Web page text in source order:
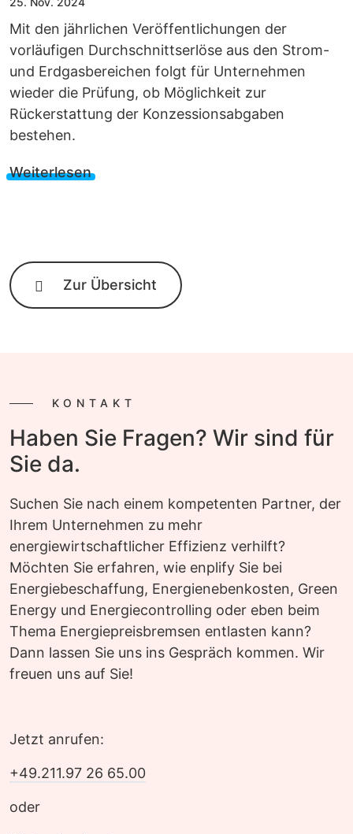
Mit den jährlichen Veröffentlichungen der
vorläufigen Durchschnittserlöse aus den Strom-
und Erdgasbereichen folgt für Unternehmen
wieder die Prüfung, ob Möglichkeit zur
Rückerstattung der Konzessionsabgaben
bestehen.
Weiterlesen
Zur Übersicht
KONTAKT
Haben Sie Fragen? Wir sind für
Sie da.
Suchen Sie nach einem kompetenten Partner, der
Ihrem Unternehmen zu mehr
energiewirtschaftlicher Effizienz verhilft?
Möchten Sie erfahren, wie enplify Sie bei
Energiebeschaffung, Energienebenkosten, Green
Energy und Energiecontrolling oder eben beim
Thema Energiepreisbremsen entlasten kann?
Dann lassen Sie uns ins Gespräch kommen. Wir
freuen uns auf Sie!
Jetzt anrufen:
+49.211.97 26 65.00
oder